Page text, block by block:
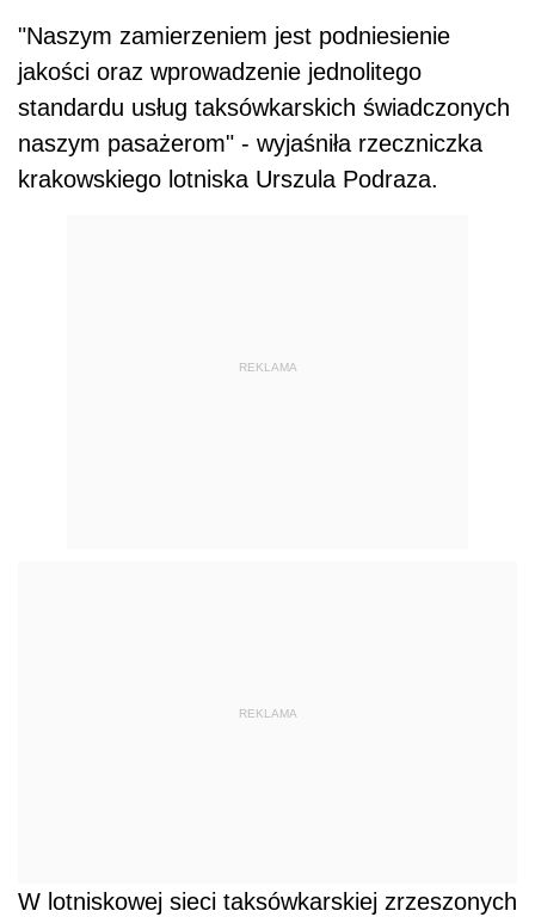
"Naszym zamierzeniem jest podniesienie
jakości oraz wprowadzenie jednolitego
standardu usług taksówkarskich świadczonych
naszym pasażerom" - wyjaśniła rzeczniczka
krakowskiego lotniska Urszula Podraza.
REKLAMA
REKLAMA
W lotniskowej sieci taksówkarskiej zrzeszonych